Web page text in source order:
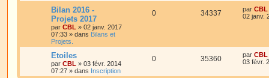
Bilan 2016 -
Projets 2017
par CBL » 02 janv. 2017
07:33 » dans Bilans et
Projets.
0 34337 par CBL
02 janv.
Etoiles
par CBL » 03 févr. 2014
07:27 » dans Inscription
0 35360 par CBL
03 févr.